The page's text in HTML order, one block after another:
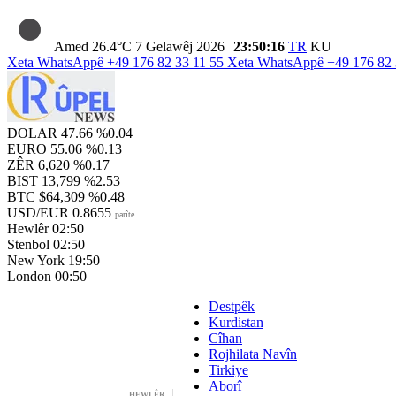
Amed 26.4°C 7 Gelawêj 2026 23:50:17 TR KU
Xeta WhatsAppê +49 176 82 33 11 55 Xeta WhatsAppê +49 176 82
DOLAR 47.66 %0.04
EURO 55.06 %0.13
ZÊR 6,620 %0.17
BIST 13,799 %2.53
BTC $64,309 %0.48
USD/EUR 0.8655 parîte
Hewlêr 02:50
Stenbol 02:50
New York 19:50
London 00:50
Destpêk
Kurdistan
Cîhan
Rojhilata Navîn
Tirkiye
Aborî